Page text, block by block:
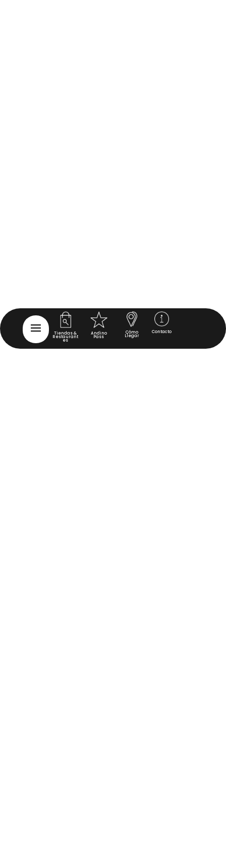
Tiendas &
Restaurant
es
Andino
Pass
Cómo
Llegar
Contacto